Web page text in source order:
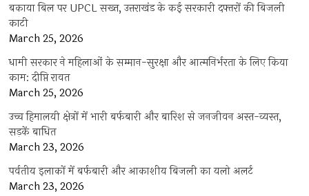
बकाया बिल पर UPCL सख्त, उत्तराखंड के कई सरकारी दफ्तरों की बिजली
काटी
March 25, 2026
धामी सरकार ने महिलाओं के सम्मान-सुरक्षा और आत्मनिर्भरता के लिए किया
काम: दीप्ति रावत
March 25, 2026
उच्च हिमालयी क्षेत्रों में भारी बर्फबारी और बारिश से जनजीवन अस्त-व्यस्त,
सड़कें बाधित
March 23, 2026
पर्वतीय इलाकों में बर्फबारी और आकाशीय बिजली का यलो अलर्ट
March 23, 2026